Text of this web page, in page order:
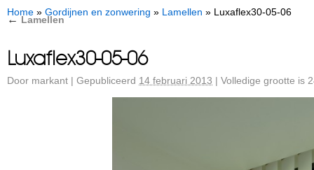
Home » Gordijnen en zonwering » Lamellen » Luxaflex30-05-06
← Lamellen
Luxaflex30-05-06
Door markant | Gepubliceerd 14 februari 2013 | Volledige grootte is